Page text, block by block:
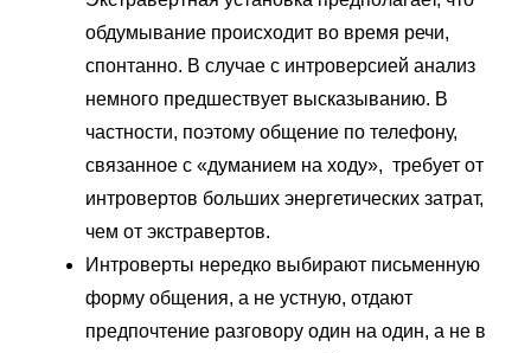
обдумывание происходит во время речи,
спонтанно. В случае с интроверсией анализ
немного предшествует высказыванию. В
частности, поэтому общение по телефону,
связанное с «думанием на ходу», требует от
интровертов больших энергетических затрат,
чем от экстравертов.
Интроверты нередко выбирают письменную
форму общения, а не устную, отдают
предпочтение разговору один на один, а не в